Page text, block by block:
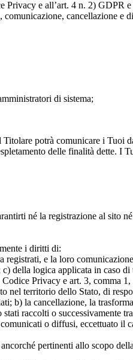
e all’art. 4 n. 2) GDPR
cancellazione e
di sistema;
potrà comunicare i
delle finalità dette. I
né la registrazione al sito
i diritti di:
registrati, e la loro
della logica applicata in caso
Privacy e art. 3, comma
nel territorio dello Stato, di
b) la cancellazione, la
raccolti o successivamente
o diffusi, eccettuato
pertinenti allo scopo